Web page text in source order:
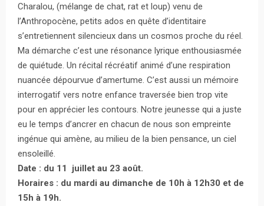
Charalou, (mélange de chat, rat et loup) venu de
l’Anthropocène, petits ados en quête d’identitaire
s’entretiennent silencieux dans un cosmos proche du réel.
Ma démarche c’est une résonance lyrique enthousiasmée
de quiétude. Un récital récréatif animé d’une respiration
nuancée dépourvue d’amertume. C’est aussi un mémoire
interrogatif vers notre enfance traversée bien trop vite
pour en apprécier les contours. Notre jeunesse qui a juste
eu le temps d’ancrer en chacun de nous son empreinte
ingénue qui amène, au milieu de la bien pensance, un ciel
ensoleillé.
Date : du 11 juillet au 23 août.
Horaires : du mardi au dimanche de 10h à 12h30 et de
15h à 19h.